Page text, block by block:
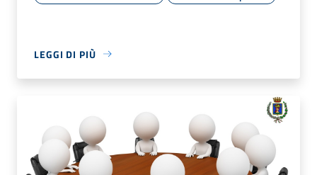
LEGGI DI PIÙ